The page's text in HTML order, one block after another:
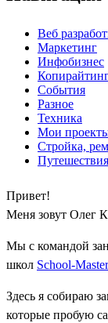
Веб
Маркетинг
Инфобизнес
События
Разное
Техника
Мои
Стройка,
Путешествия
Привет!
Меня зовут Олег
Мы с командой
школ School-Master
Здесь я собираю
которые пробую